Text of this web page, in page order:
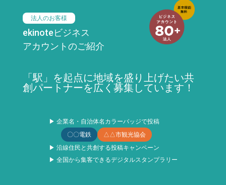
法人のお客様
ekinoteビジネス
アカウントのご紹介
「駅」を起点に地域を盛り上げたい共
創パートナーを広く募集しています！
▶ 企業名・自治体名カラーバッジで投稿
〇〇電鉄
△△市観光協会
▶ 沿線住民と共創する投稿キャンペーン
▶ 全国から集客できるデジタルスタンプラリー